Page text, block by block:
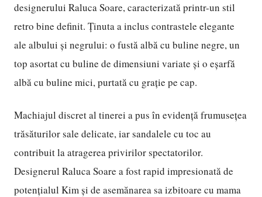
designerului Raluca Soare, caracterizată printr-un stil
retro bine definit. Ținuta a inclus contrastele elegante
ale albului și negrului: o fustă albă cu buline negre, un
top asortat cu buline de dimensiuni variate și o eșarfă
albă cu buline mici, purtată cu grație pe cap.
Machiajul discret al tinerei a pus în evidență frumusețea
trăsăturilor sale delicate, iar sandalele cu toc au
contribuit la atragerea privirilor spectatorilor.
Designerul Raluca Soare a fost rapid impresionată de
potențialul Kim și de asemănarea sa izbitoare cu mama